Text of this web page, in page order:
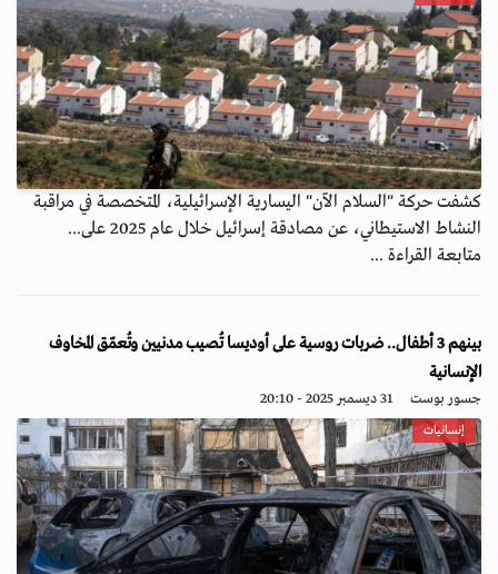
كشفت حركة "السلام الآن" اليسارية الإسرائيلية، المتخصصة في مراقبة
النشاط الاستيطاني، عن مصادقة إسرائيل خلال عام 2025 على...
متابعة القراءة ...
بينهم 3 أطفال.. ضربات روسية على أوديسا تُصيب مدنيين وتُعمّق المخاوف
الإنسانية
جسور بوست 31 ديسمبر 2025 - 20:10
إنسانيات